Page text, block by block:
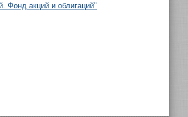
Фонд акций и облигаций"